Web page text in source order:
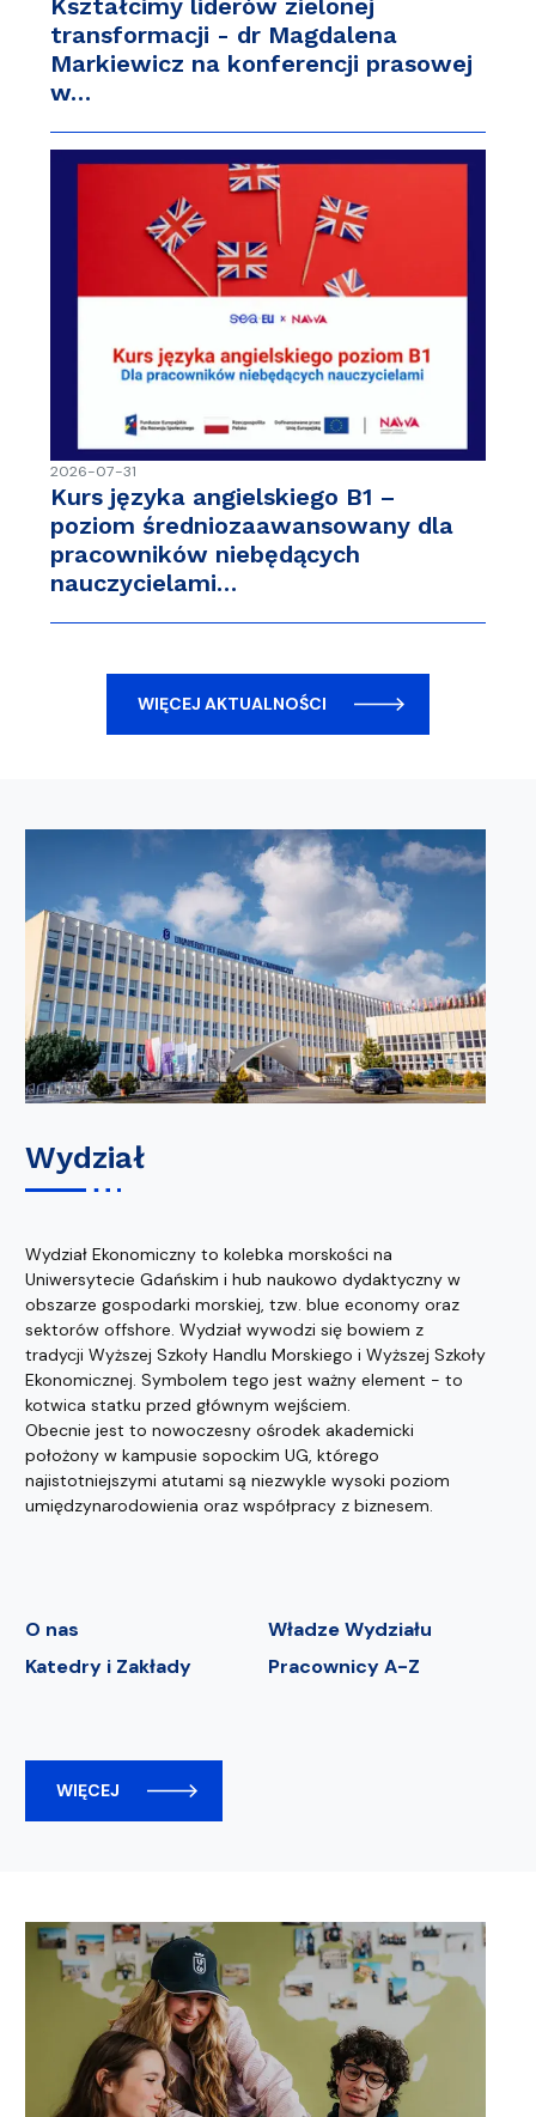
Kształcimy liderów zielonej
transformacji - dr Magdalena
Markiewicz na konferencji prasowej
w…
2026-07-31
Kurs języka angielskiego B1 –
poziom średniozaawansowany dla
pracowników niebędących
nauczycielami…
WIĘCEJ AKTUALNOŚCI
Wydział
Wydział Ekonomiczny to kolebka morskości na
Uniwersytecie Gdańskim i hub naukowo dydaktyczny w
obszarze gospodarki morskiej, tzw. blue economy oraz
sektorów offshore. Wydział wywodzi się bowiem z
tradycji Wyższej Szkoły Handlu Morskiego i Wyższej Szkoły
Ekonomicznej. Symbolem tego jest ważny element - to
kotwica statku przed głównym wejściem.
Obecnie jest to nowoczesny ośrodek akademicki
położony w kampusie sopockim UG, którego
najistotniejszymi atutami są niezwykle wysoki poziom
umiędzynarodowienia oraz współpracy z biznesem.
O nas
Władze Wydziału
Katedry i Zakłady
Pracownicy A-Z
WIĘCEJ